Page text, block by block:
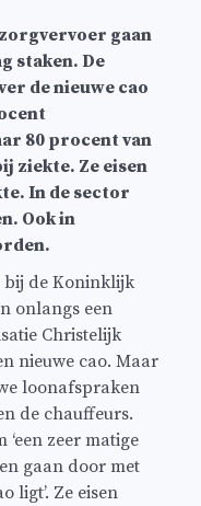
gaan
staken. De
de nieuwe cao
80 procent van
ziekte. Ze eisen
In de sector
Ook in
bij de Koninklijk
onlangs een
Christelijk
nieuwe cao. Maar
loonafspraken
de chauffeurs.
zeer matige
gaan door met
ligt’. Ze eisen